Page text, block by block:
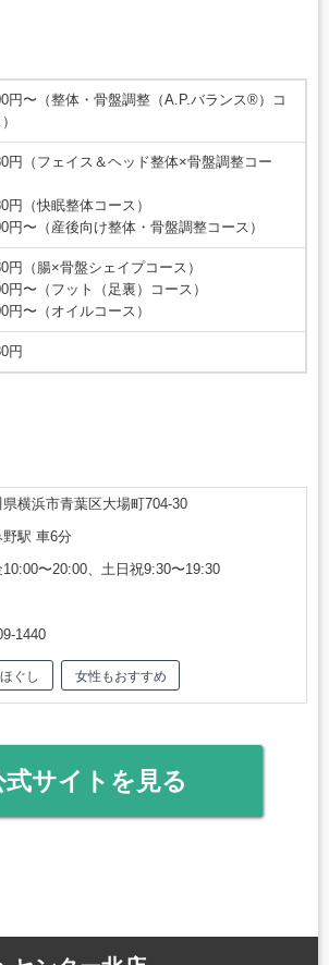
円〜（整体・骨盤調整（A.P.バランス®）コ
円（フェイス＆ヘッド整体×骨盤調整コー
円（快眠整体コース）
円〜（産後向け整体・骨盤調整コース）
円（腸×骨盤シェイプコース）
円〜（フット（足裏）コース）
円〜（オイルコース）
円
横浜市青葉区大場町704-30
野駅 車6分
10:00〜20:00、土日祝9:30〜19:30
1440
ぐし 女性もおすすめ
式サイトを見る